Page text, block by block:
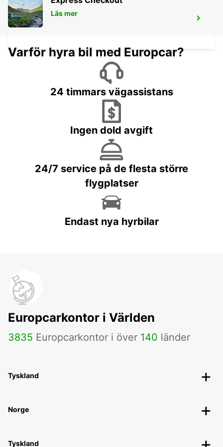
KIRCHBERG BURGDORF
Läs mer
Varför hyra bil med Europcar?
24 timmars vägassistans
Ingen dold avgift
24/7 service på de flesta större
flygplatser
Endast nya hyrbilar
Europcarkontor i Världen
3835 Europcarkontor i över 140 länder
Tyskland
Norge
Tyskland